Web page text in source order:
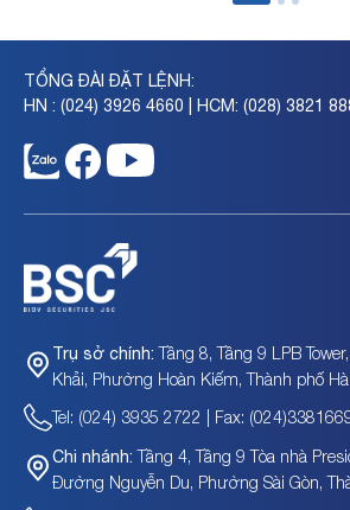
TỔNG ĐÀI ĐẶT LỆNH:
HN : (024) 3926 4660 | HCM: (028) 3821
Trụ sở chính: Tầng 8, Tầng 9 LPB
Khải, Phường Hoàn Kiếm, Thành phố
Tel: (024) 3935 2722 | Fax:
Chi nhánh: Tầng 4, Tầng 9 Tòa nhà
Đường Nguyễn Du, Phường Sài Gòn,